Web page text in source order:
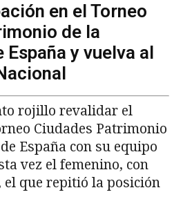
en el Torneo
de la
España y vuelva al
rojillo revalidar el
Ciudades Patrimonio
España con su equipo
vez el femenino, con
el que repitió la posición